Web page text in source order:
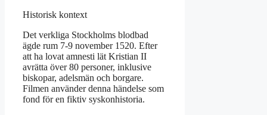
Historisk kontext
Det verkliga Stockholms blodbad
ägde rum 7-9 november 1520. Efter
att ha lovat amnesti lät Kristian II
avrätta över 80 personer, inklusive
biskopar, adelsmän och borgare.
Filmen använder denna händelse som
fond för en fiktiv syskonhistoria.